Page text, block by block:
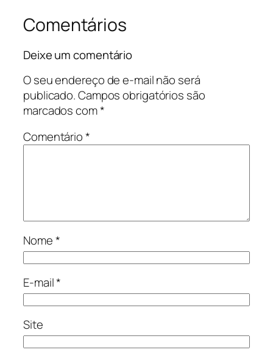
Comentários
Deixe um comentário
O seu endereço de e-mail não será
publicado.Campos obrigatórios são
marcados com*
Comentário*
Nome*
E-mail*
Site